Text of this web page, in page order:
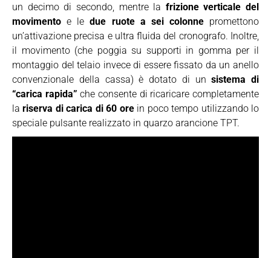
un decimo di secondo, mentre la frizione verticale del
movimento e ledue ruote a sei colonnepromettono
un’attivazione precisa e ultra fluida del cronografo. Inoltre,
il movimento (che poggia su supporti in gomma per il
montaggio del telaio invece di essere fissato da un anello
convenzionale della cassa) è dotato di unsistema di
“carica rapida” che consente di ricaricare completamente
lariserva di carica di 60 orein poco tempo utilizzando lo
speciale pulsante realizzato in quarzo arancione TPT.